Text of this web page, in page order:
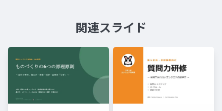
関連スライド